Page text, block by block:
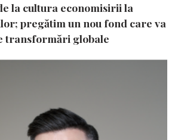
la cultura economisirii la
pregătim un nou fond care va
transformări globale